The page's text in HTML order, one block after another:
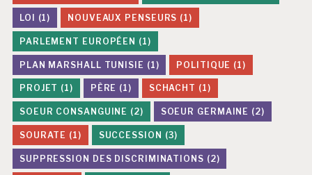
LOI (1) NOUVEAUX PENSEURS (1)
PARLEMENT EUROPÉEN (1)
PLAN MARSHALL TUNISIE (1) POLITIQUE (1)
PROJET (1) PÈRE (1) SCHACHT (1)
SOEUR CONSANGUINE (2) SOEUR GERMAINE (2)
SOURATE (1) SUCCESSION (3)
SUPPRESSION DES DISCRIMINATIONS (2)